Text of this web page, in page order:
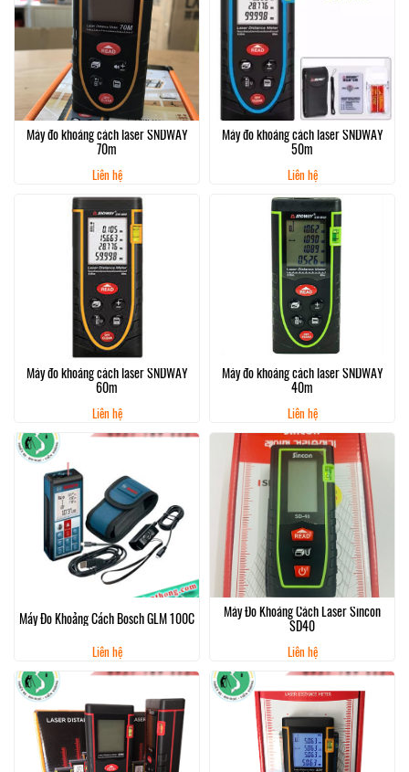
Máy đo khoảng cách laser SNDWAY
70m
Liên hệ
Máy đo khoảng cách laser SNDWAY
50m
Liên hệ
Máy đo khoảng cách laser SNDWAY
60m
Liên hệ
Máy đo khoảng cách laser SNDWAY
40m
Liên hệ
Máy Đo Khoảng Cách Bosch GLM 100C
Liên hệ
Máy Đo Khoảng Cách Laser Sincon
SD40
Liên hệ